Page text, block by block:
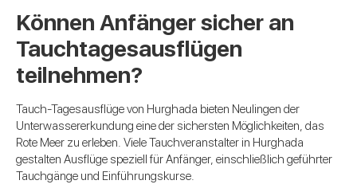
Können Anfänger sicher an
Tauchtagesausflügen
teilnehmen?
Tauch-Tagesausflüge von Hurghada bieten Neulingen der
Unterwassererkundung eine der sichersten Möglichkeiten, das
Rote Meer zu erleben. Viele Tauchveranstalter in Hurghada
gestalten Ausflüge speziell für Anfänger, einschließlich geführter
Tauchgänge und Einführungskurse.